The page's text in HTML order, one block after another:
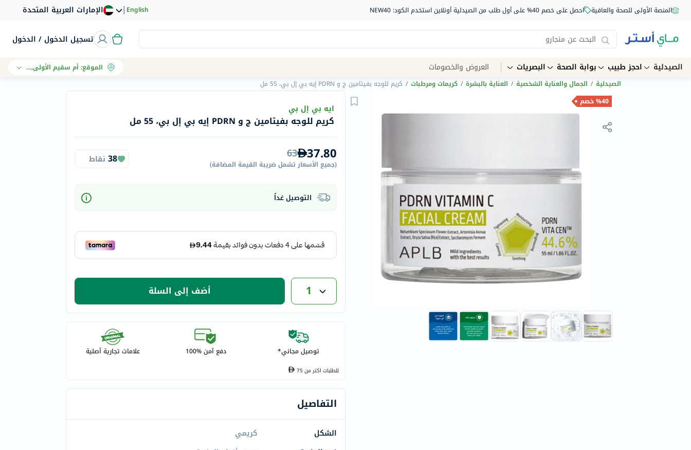
المنصة الأولى للصحة والعافية احصل على خصم 40% على أول طلب من الصيدلية أونلاين استخدم الكود: NEW40 الإمارات العربية المتحدة |English
تسجيل الدخول / الدخول
Navigation
الصيدلية
الماركات
Humantara
carroten
eucerin
vitabiotics
vichy
acm
medicube
life
blueberry-
naturals
bepanthen
الصيدلية احجز طبيب بوابة الصحة البصريات العروض والخصومات الموقع:أم سقيم الأولى, دبي
الصيدلية / الجمال والعناية الشخصية / العناية بالبشرة / كريمات ومرطبات / كريم للوجه بفيتامين ج و PDRN إيه بي إل بي، 55 مل
%40 خصم
ايه بي إل بي
كريم للوجه بفيتامين ج و PDRN إيه بي إل بي، 55 مل
37.80
63
(جميع الأسعار تشمل ضريبة القيمة المضافة)
38 نقاط
التوصيل غداً
1 أضف إلى السلة
توصيل مجاني* دفع آمن %100 علامات تجارية أصلية
للطلبات اكتر من75
التفاصيل
الشكل
كريمي